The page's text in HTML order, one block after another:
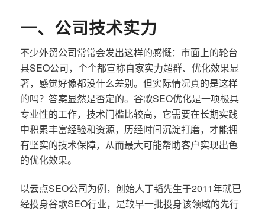
一、公司技术实力
不少外贸公司常常会发出这样的感慨：市面上的轮台
县SEO公司，个个都宣称自家实力超群、优化效果显
著，感觉好像都没什么差别。但实际情况真的是这样
的吗？答案显然是否定的。谷歌SEO优化是一项极具
专业性的工作，技术门槛比较高，它需要在长期实践
中积累丰富经验和资源，历经时间沉淀打磨，才能拥
有坚实的技术保障，从而最大可能帮助客户实现出色
的优化效果。
以云点SEO公司为例，创始人丁韬先生于2011年就已
经投身谷歌SEO行业，是较早一批投身该领域的先行